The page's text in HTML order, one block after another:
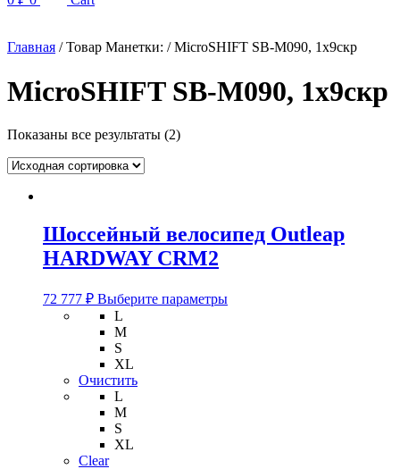
Главная / Товар Манетки: / MicroSHIFT SB-M090, 1x9скр
MicroSHIFT SB-M090, 1x9скр
Показаны все результаты (2)
Шоссейный велосипед Outleap
HARDWAY CRM2
72 777 ₽ Выберите параметрыЭтот
L
M
S
XL
Очистить
L
M
S
XL
Clear